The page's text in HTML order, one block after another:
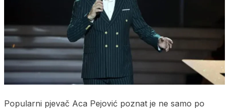
Popularni pjevač Aca Pejović poznat je ne samo po